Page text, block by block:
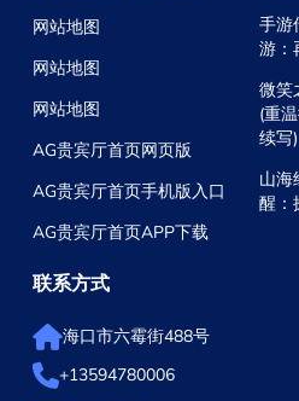
网站地图
网站地图
网站地图
AG贵宾厅首页网页版
AG贵宾厅首页手机版入口
AG贵宾厅首页APP下载
手游
游：
微笑
(重
续写)
山海
醒：
联系方式
海口市六霉街488号
+13594780006